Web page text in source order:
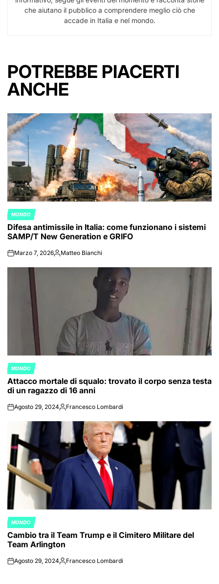
che aiutano il pubblico a comprendere meglio ciò che
accade in Italia e nel mondo.
POTREBBE PIACERTI
ANCHE
POSTED
IN
MONDO
Difesa antimissile in Italia: come funzionano i sistemi
SAMP/T New Generation e GRIFO
onMarzo 7, 2026Posted
Matteo Bianchi
POSTED
IN
MONDO
Attacco mortale di squalo: trovato il corpo senza testa
di un ragazzo di 16 anni
onAgosto 29, 2024Posted
Francesco Lombardi
POSTED
IN
MONDO
Cambio tra il Team Trump e il Cimitero Militare del
Team Arlington
onAgosto 29, 2024Posted
Francesco Lombardi